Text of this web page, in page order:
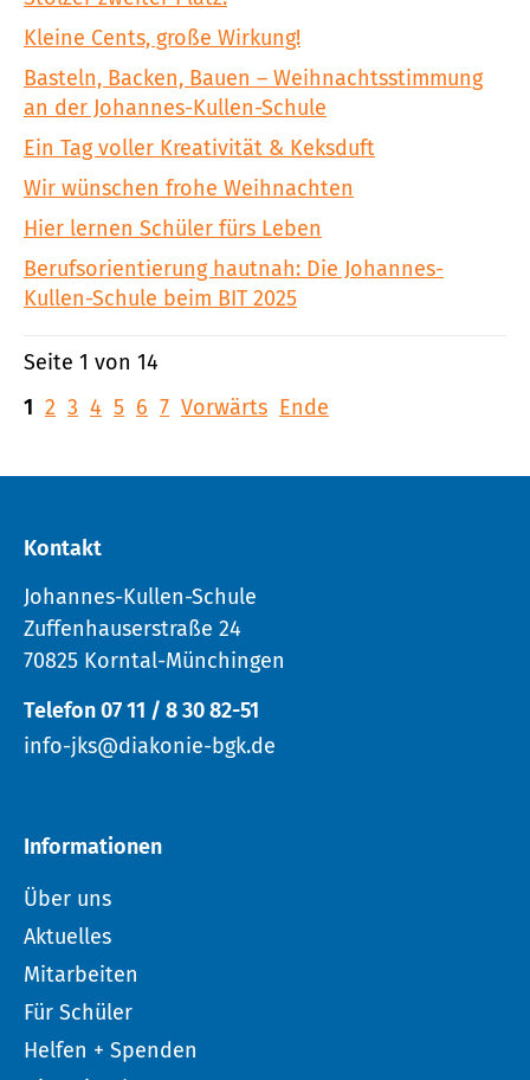
Kleine Cents, große Wirkung!
Basteln, Backen, Bauen – Weihnachtsstimmung
an der Johannes-Kullen-Schule
Ein Tag voller Kreativität & Keksduft
Wir wünschen frohe Weihnachten
Hier lernen Schüler fürs Leben
Berufsorientierung hautnah: Die Johannes-
Kullen-Schule beim BIT 2025
Seite 1 von 14
1 2 3 4 5 6 7 Vorwärts Ende
Kontakt
Johannes-Kullen-Schule
Zuffenhauserstraße 24
70825 Korntal-Münchingen
Telefon 07 11 / 8 30 82-51
info-jks@diakonie-bgk.de
Informationen
Über uns
Aktuelles
Mitarbeiten
Für Schüler
Helfen + Spenden